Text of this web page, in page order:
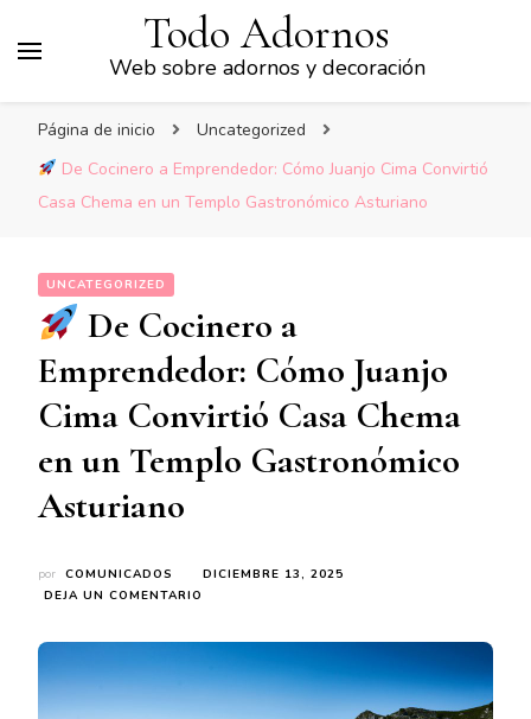
Todo Adornos
Web sobre adornos y decoración
Página de inicio
Uncategorized
De Cocinero a Emprendedor: Cómo Juanjo Cima Convirtió
Casa Chema en un Templo Gastronómico Asturiano
UNCATEGORIZED
De Cocinero a
Emprendedor: Cómo Juanjo
Cima Convirtió Casa Chema
en un Templo Gastronómico
Asturiano
por COMUNICADOS
DICIEMBRE 13, 2025
DEJA UN COMENTARIO
A
EMPRENDEDOR: